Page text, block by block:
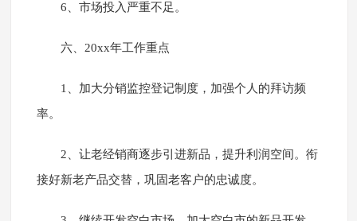
6、市场投入严重不足。
六、20xx年工作重点
1、加大分销监控登记制度，加强个人的拜访频
率。
2、让老经销商逐步引进新品，提升利润空间。衔
接好新老产品交替，巩固老客户的忠诚度。